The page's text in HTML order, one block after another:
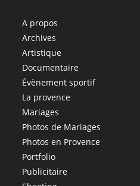
A propos
Archives
Artistique
Documentaire
Évènement sportif
La provence
Mariages
Photos de Mariages
Photos en Provence
Portfolio
Publicitaire